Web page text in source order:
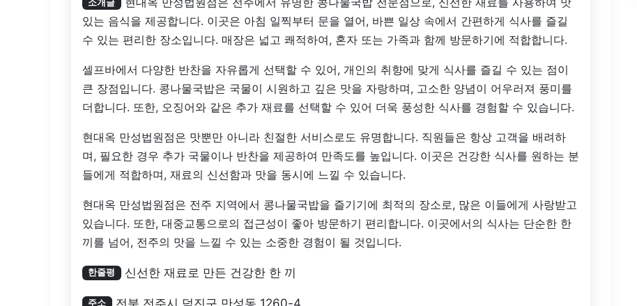
소개글
있는 음식을 제공합니다. 이곳은 아침 일찍부터 문을 열어, 바쁜 일상 속에서 간편하게 식사를 즐길
수 있는 편리한 장소입니다. 매장은 넓고 쾌적하여, 혼자 또는 가족과 함께 방문하기에 적합합니다.
셀프바에서 다양한 반찬을 자유롭게 선택할 수 있어, 개인의 취향에 맞게 식사를 즐길 수 있는 점이
큰 장점입니다. 콩나물국밥은 국물이 시원하고 깊은 맛을 자랑하며, 고소한 양념이 어우러져 풍미를
더합니다. 또한, 오징어와 같은 추가 재료를 선택할 수 있어 더욱 풍성한 식사를 경험할 수 있습니다.
현대옥 만성법원점은 맛뿐만 아니라 친절한 서비스로도 유명합니다. 직원들은 항상 고객을 배려하
며, 필요한 경우 추가 국물이나 반찬을 제공하여 만족도를 높입니다. 이곳은 건강한 식사를 원하는 분
들에게 적합하며, 재료의 신선함과 맛을 동시에 느낄 수 있습니다.
현대옥 만성법원점은 전주 지역에서 콩나물국밥을 즐기기에 최적의 장소로, 많은 이들에게 사랑받고
있습니다. 또한, 대중교통으로의 접근성이 좋아 방문하기 편리합니다. 이곳에서의 식사는 단순한 한
끼를 넘어, 전주의 맛을 느낄 수 있는 소중한 경험이 될 것입니다.
한줄평 신선한 재료로 만든 건강한 한 끼
주소 전북 전주시 덕진구 만성동 1260-4